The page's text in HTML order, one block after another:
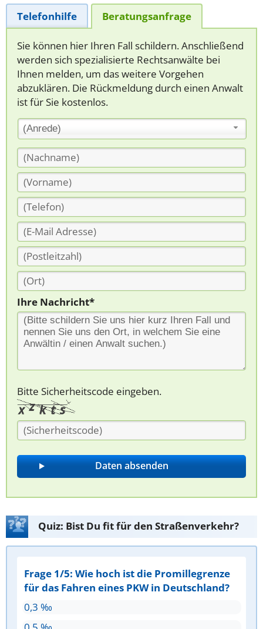
Telefonhilfe Beratungsanfrage
Sie können hier Ihren Fall schildern. Anschließend
werden sich spezialisierte Rechtsanwälte bei
Ihnen melden, um das weitere Vorgehen
abzuklären. Die Rückmeldung durch einen Anwalt
ist für Sie kostenlos.
(Anrede)
Ihre Nachricht*
Bitte Sicherheitscode eingeben.
Quiz: Bist Du fit für den Straßenverkehr?
Frage 1/5: Wie hoch ist die Promillegrenze
für das Fahren eines PKW in Deutschland?
0,3 ‰